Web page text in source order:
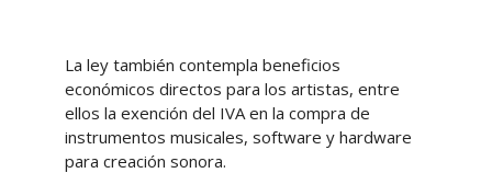
La ley también contempla beneficios
económicos directos para los artistas, entre
ellos la exención del IVA en la compra de
instrumentos musicales, software y hardware
para creación sonora.